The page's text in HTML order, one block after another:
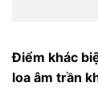
Điểm khác
loa âm trần